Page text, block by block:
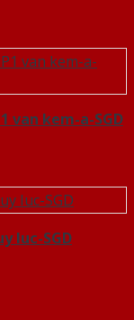
van kem-a-SGD
luc-SGD